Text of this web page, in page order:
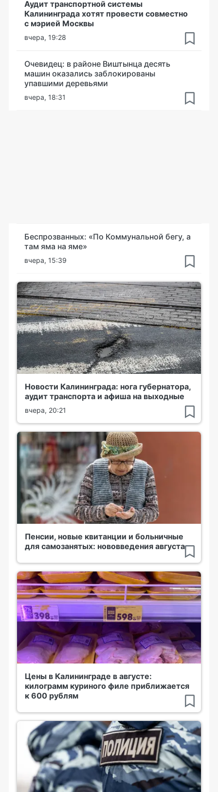
Аудит транспортной системы
Калининграда хотят провести совместно
с мэрией Москвы
вчера, 19:28
Очевидец: в районе Виштынца десять
машин оказались заблокированы
упавшими деревьями
вчера, 18:31
Беспрозванных: «По Коммунальной бегу, а
там яма на яме»
вчера, 15:39
Новости Калининграда: нога губернатора,
аудит транспорта и афиша на выходные
вчера, 20:21
Пенсии, новые квитанции и больничные
для самозанятых: нововведения августа
Цены в Калининграде в августе:
килограмм куриного филе приближается
к 600 рублям